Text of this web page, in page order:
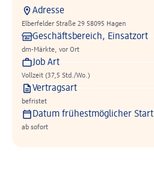
Adresse
Elberfelder Straße 29 58095 Hagen
Geschäftsbereich, Einsatzort
dm-Märkte, vor Ort
Job Art
Vollzeit (37,5 Std./Wo.)
Vertragsart
befristet
Datum frühestmöglicher Start
ab sofort